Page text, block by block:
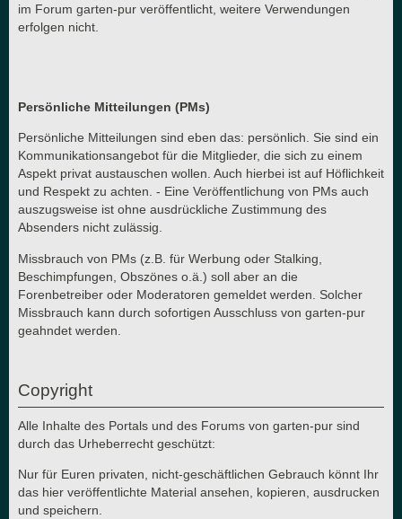
im Forum garten-pur veröffentlicht, weitere Verwendungen
erfolgen nicht.
Persönliche Mitteilungen (PMs)
Persönliche Mitteilungen sind eben das: persönlich. Sie sind ein
Kommunikationsangebot für die Mitglieder, die sich zu einem
Aspekt privat austauschen wollen. Auch hierbei ist auf Höflichkeit
und Respekt zu achten. - Eine Veröffentlichung von PMs auch
auszugsweise ist ohne ausdrückliche Zustimmung des
Absenders nicht zulässig.
Missbrauch von PMs (z.B. für Werbung oder Stalking,
Beschimpfungen, Obszönes o.ä.) soll aber an die
Forenbetreiber oder Moderatoren gemeldet werden. Solcher
Missbrauch kann durch sofortigen Ausschluss von garten-pur
geahndet werden.
Copyright
Alle Inhalte des Portals und des Forums von garten-pur sind
durch das Urheberrecht geschützt:
Nur für Euren privaten, nicht-geschäftlichen Gebrauch könnt Ihr
das hier veröffentlichte Material ansehen, kopieren, ausdrucken
und speichern.